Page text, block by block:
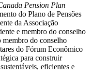
Pension Plan
do Plano de Pensões
da Associação
e membro do conselho
do conselho
do Fórum Econômico
para construir
eficientes e